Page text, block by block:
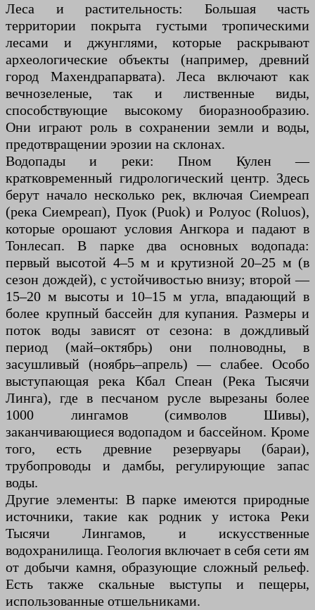
Леса и растительность: Большая часть
территории покрыта густыми тропическими
лесами и джунглями, которые раскрывают
археологические объекты (например, древний
город Махендрапарвата). Леса включают как
вечнозеленые, так и лиственные виды,
способствующие высокому биоразнообразию.
Они играют роль в сохранении земли и воды,
предотвращении эрозии на склонах.
Водопады и реки: Пном Кулен —
кратковременный гидрологический центр. Здесь
берут начало несколько рек, включая Сиемреап
(река Сиемреап), Пуок (Puok) и Ролуос (Roluos),
которые орошают условия Ангкора и падают в
Тонлесап. В парке два основных водопада:
первый высотой 4–5 м и крутизной 20–25 м (в
сезон дождей), с устойчивостью внизу; второй —
15–20 м высоты и 10–15 м угла, впадающий в
более крупный бассейн для купания. Размеры и
поток воды зависят от сезона: в дождливый
период (май–октябрь) они полноводны, в
засушливый (ноябрь–апрель) — слабее. Особо
выступающая река Кбал Спеан (Река Тысячи
Линга), где в песчаном русле вырезаны более
1000 лингамов (символов Шивы),
заканчивающиеся водопадом и бассейном. Кроме
того, есть древние резервуары (бараи),
трубопроводы и дамбы, регулирующие запас
воды.
Другие элементы: В парке имеются природные
источники, такие как родник у истока Реки
Тысячи Лингамов, и искусственные
водохранилища. Геология включает в себя сети ям
от добычи камня, образующие сложный рельеф.
Есть также скальные выступы и пещеры,
использованные отшельниками.